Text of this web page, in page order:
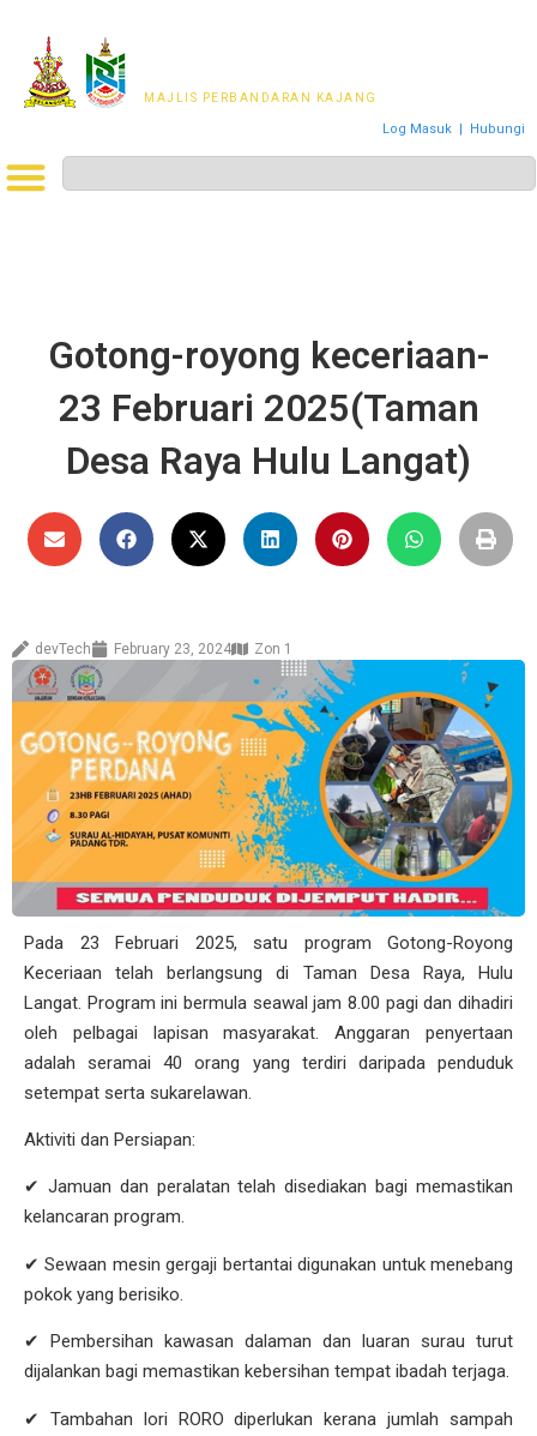
MAJLIS PERBANDARAN KAJANG
Log Masuk | Hubungi
Gotong-royong keceriaan-
23 Februari 2025(Taman
Desa Raya Hulu Langat)
devTech February 23, 2024 Zon 1
Pada 23 Februari 2025, satu program Gotong-Royong
Keceriaan telah berlangsung di Taman Desa Raya, Hulu
Langat. Program ini bermula seawal jam 8.00 pagi dan dihadiri
oleh pelbagai lapisan masyarakat. Anggaran penyertaan
adalah seramai 40 orang yang terdiri daripada penduduk
setempat serta sukarelawan.
Aktiviti dan Persiapan:
✔ Jamuan dan peralatan telah disediakan bagi memastikan
kelancaran program.
✔ Sewaan mesin gergaji bertantai digunakan untuk menebang
pokok yang berisiko.
✔ Pembersihan kawasan dalaman dan luaran surau turut
dijalankan bagi memastikan kebersihan tempat ibadah terjaga.
✔ Tambahan lori RORO diperlukan kerana jumlah sampah